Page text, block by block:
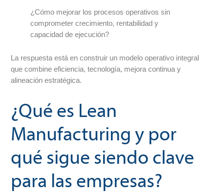
¿Cómo mejorar los procesos operativos sin
comprometer crecimiento, rentabilidad y
capacidad de ejecución?
La respuesta está en construir un modelo operativo integral
que combine eficiencia, tecnología, mejora continua y
alineación estratégica.
¿Qué es Lean
Manufacturing y por
qué sigue siendo clave
para las empresas?